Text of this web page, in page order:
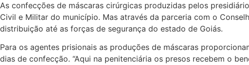
As confecções de máscaras cirúrgicas produzidas pelos
Civil e Militar do município. Mas através da parceria com o
distribuição até as forças de segurança do estado de Goiás.
Para os agentes prisionais as produções de máscaras
dias de confecção. “Aqui na penitenciária os presos recebem o